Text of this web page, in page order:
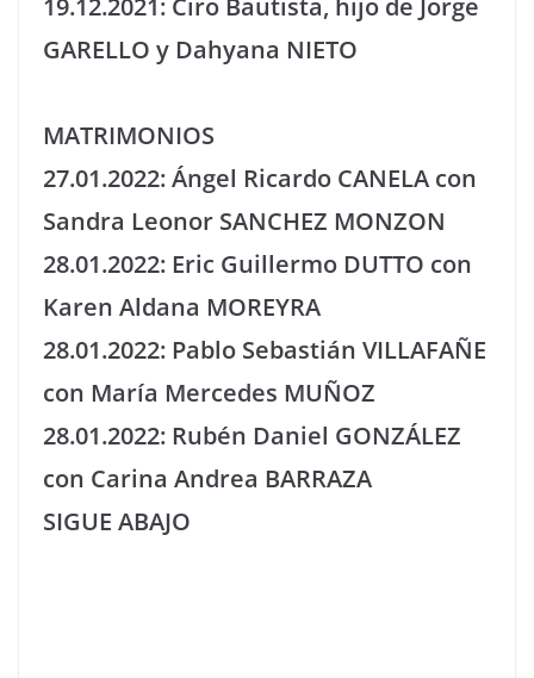
19.12.2021: Ciro Bautista, hijo de Jorge
GARELLO y Dahyana NIETO
MATRIMONIOS
27.01.2022: Ángel Ricardo CANELA con
Sandra Leonor SANCHEZ MONZON
28.01.2022: Eric Guillermo DUTTO con
Karen Aldana MOREYRA
28.01.2022: Pablo Sebastián VILLAFAÑE
con María Mercedes MUÑOZ
28.01.2022: Rubén Daniel GONZÁLEZ
con Carina Andrea BARRAZA
SIGUE ABAJO